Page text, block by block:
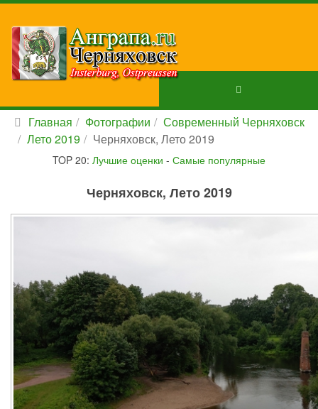
Главная Фотографии
Современный Черняховск
Лето 2019
Черняховск, Лето 2019
TOP 20: Лучшие оценки - Самые популярные
Черняховск, Лето 2019